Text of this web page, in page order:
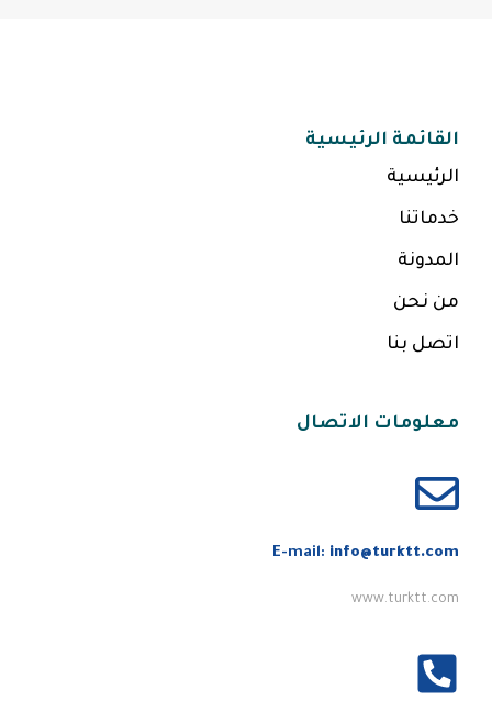
القائمة الرئيسية
الرئيسية
خدماتنا
المدونة
من نحن
اتصل بنا
معلومات الاتصال
E-mail: info@turktt.com
www.turktt.com